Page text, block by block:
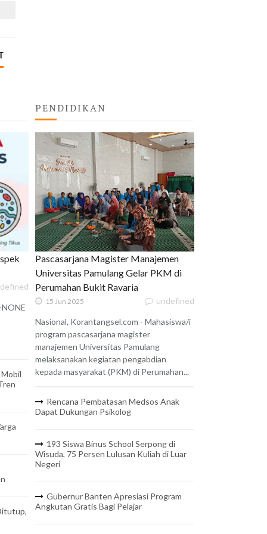
PENDIDIKAN
Pascasarjana Magister Manajemen
Universitas Pamulang Gelar PKM di
Perumahan Bukit Ravaria
15 Jun 2025 undefined
Nasional, Korantangsel.com - Mahasiswa/i
program pascasarjana magister
manajemen Universitas Pamulang
melaksanakan kegiatan pengabdian
kepada masyarakat (PKM) di Perumahan...
Rencana Pembatasan Medsos Anak
Dapat Dukungan Psikolog
193 Siswa Binus School Serpong di
Wisuda, 75 Persen Lulusan Kuliah di Luar
Negeri
Gubernur Banten Apresiasi Program
Angkutan Gratis Bagi Pelajar